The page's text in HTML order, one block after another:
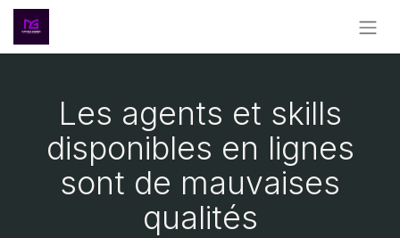
Les agents et skills
disponibles en lignes
sont de mauvaises
qualités